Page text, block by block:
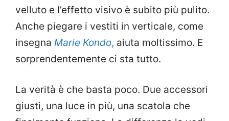
velluto e l’effetto visivo è subito più pulito.
Anche piegare i vestiti in verticale, come
insegna Marie Kondo, aiuta moltissimo. E
sorprendentemente ci sta tutto.
La verità è che basta poco. Due accessori
giusti, una luce in più, una scatola che